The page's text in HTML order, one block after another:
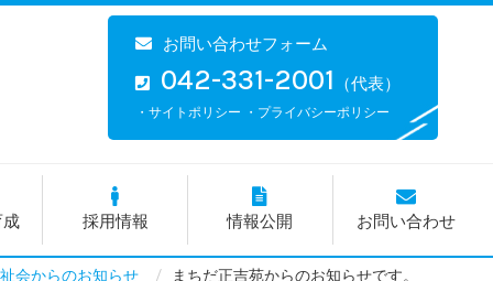
お問い合わせフォーム
042-331-2001 （代表）
・サイトポリシー ・プライバシーポリシー
成 採用情報 情報公開 お問い合わせ
会からのお知らせ まちだ正吉苑からのお知らせです。